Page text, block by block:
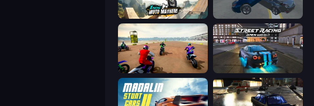
Xtreme Moto Mayhem Offroader V6
Super MX - The Champion